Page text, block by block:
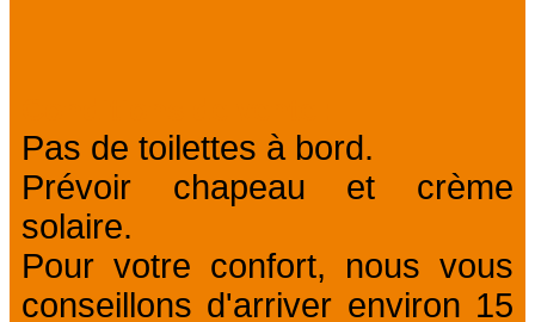
Pas de toilettes à bord.
Prévoir chapeau et crème
solaire.
Pour votre confort, nous vous
conseillons d'arriver environ 15